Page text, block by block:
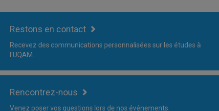
Restons en contact
Recevez des communications personnalisées sur les études à
l'UQAM.
Rencontrez-nous
Venez poser vos questions lors de nos événements.